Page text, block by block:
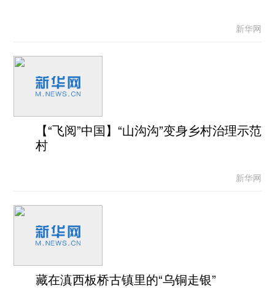
新华网
【“飞阅”中国】“山沟沟”变身乡村治理示范
村
新华网
藏在滇西板桥古镇里的“乌铜走银”